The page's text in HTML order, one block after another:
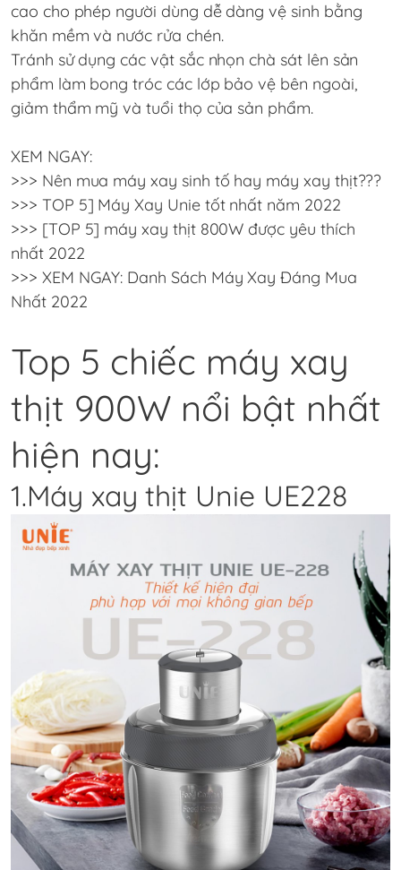
cao cho phép người dùng dễ dàng vệ sinh bằng
khăn mềm và nước rửa chén.
Tránh sử dụng các vật sắc nhọn chà sát lên sản
phẩm làm bong tróc các lớp bảo vệ bên ngoài,
giảm thẩm mỹ và tuổi thọ của sản phẩm.
XEM NGAY:
>>> Nên mua máy xay sinh tố hay máy xay thịt???
>>> TOP 5] Máy Xay Unie tốt nhất năm 2022
>>> [TOP 5] máy xay thịt 800W được yêu thích
nhất 2022
>>> XEM NGAY: Danh Sách Máy Xay Đáng Mua
Nhất 2022
Top 5 chiếc máy xay
thịt 900W nổi bật nhất
hiện nay:
1.Máy xay thịt Unie UE228